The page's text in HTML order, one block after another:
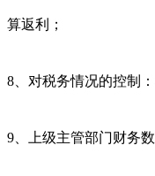
算返利；
8、对税务情况的控制
9、上级主管部门财务